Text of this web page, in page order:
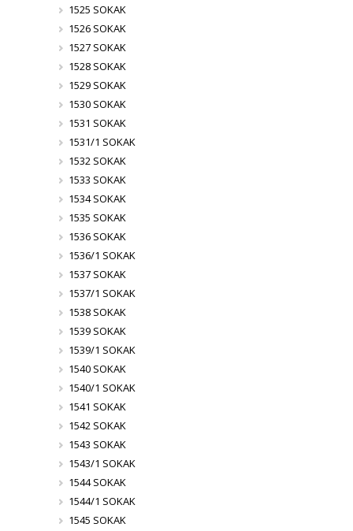
1525 SOKAK
1526 SOKAK
1527 SOKAK
1528 SOKAK
1529 SOKAK
1530 SOKAK
1531 SOKAK
1531/1 SOKAK
1532 SOKAK
1533 SOKAK
1534 SOKAK
1535 SOKAK
1536 SOKAK
1536/1 SOKAK
1537 SOKAK
1537/1 SOKAK
1538 SOKAK
1539 SOKAK
1539/1 SOKAK
1540 SOKAK
1540/1 SOKAK
1541 SOKAK
1542 SOKAK
1543 SOKAK
1543/1 SOKAK
1544 SOKAK
1544/1 SOKAK
1545 SOKAK